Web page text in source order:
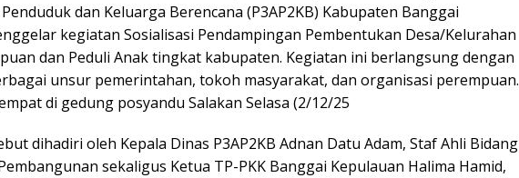
dan Keluarga Berencana (P3AP2KB) Kabupaten Banggai
kegiatan Sosialisasi Pendampingan Pembentukan Desa/Kelurahan
dan Peduli Anak tingkat kabupaten. Kegiatan ini berlangsung dengan
unsur pemerintahan, tokoh masyarakat, dan organisasi perempuan.
di gedung posyandu Salakan Selasa (2/12/25
dihadiri oleh Kepala Dinas P3AP2KB Adnan Datu Adam, Staf Ahli Bidang
sekaligus Ketua TP-PKK Banggai Kepulauan Halima Hamid,